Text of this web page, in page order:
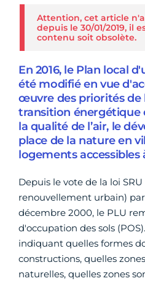
Attention, cet article
depuis le 30/01/2019, il
contenu soit obsolète.
En 2016, le Plan local
été modifié en vue
œuvre des priorités de
transition énergétique
la qualité de l’air, le
place de la nature en
logements accessibles
Depuis le vote de la loi
renouvellement urbain)
décembre 2000, le PLU
d'occupation des sols
indiquant quelles formes
constructions, quelles
naturelles, quelles zones